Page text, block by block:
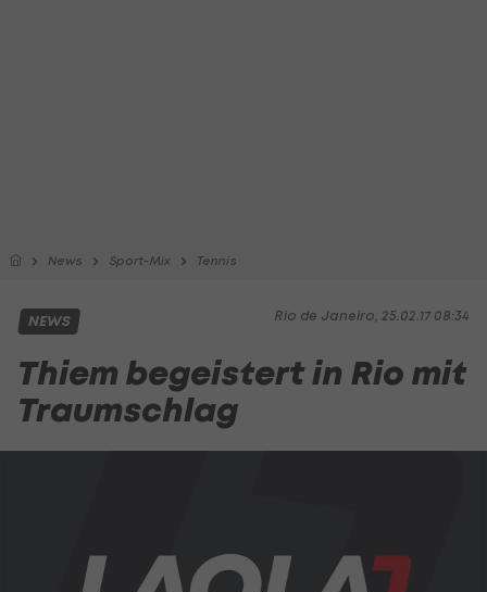
News Sport-Mix Tennis
Rio de Janeiro, 25.02.17 08:34
NEWS
Thiem begeistert in Rio mit
Traumschlag